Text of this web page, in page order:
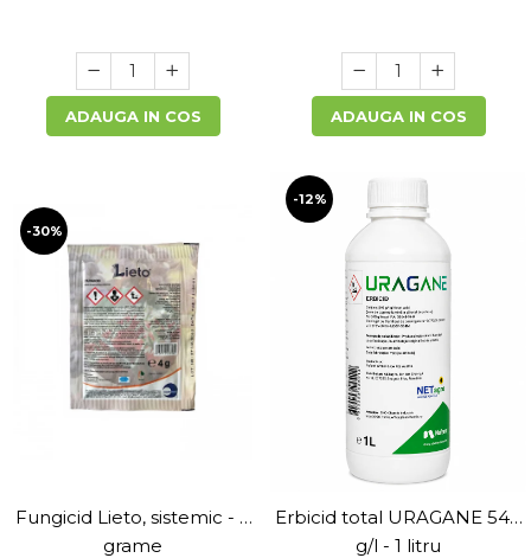
ADAUGA IN COS ADAUGA IN COS
-30%
Fungicid Lieto, sistemic - 4
grame
-12%
Erbicid total URAGANE 540
g/l - 1 litru